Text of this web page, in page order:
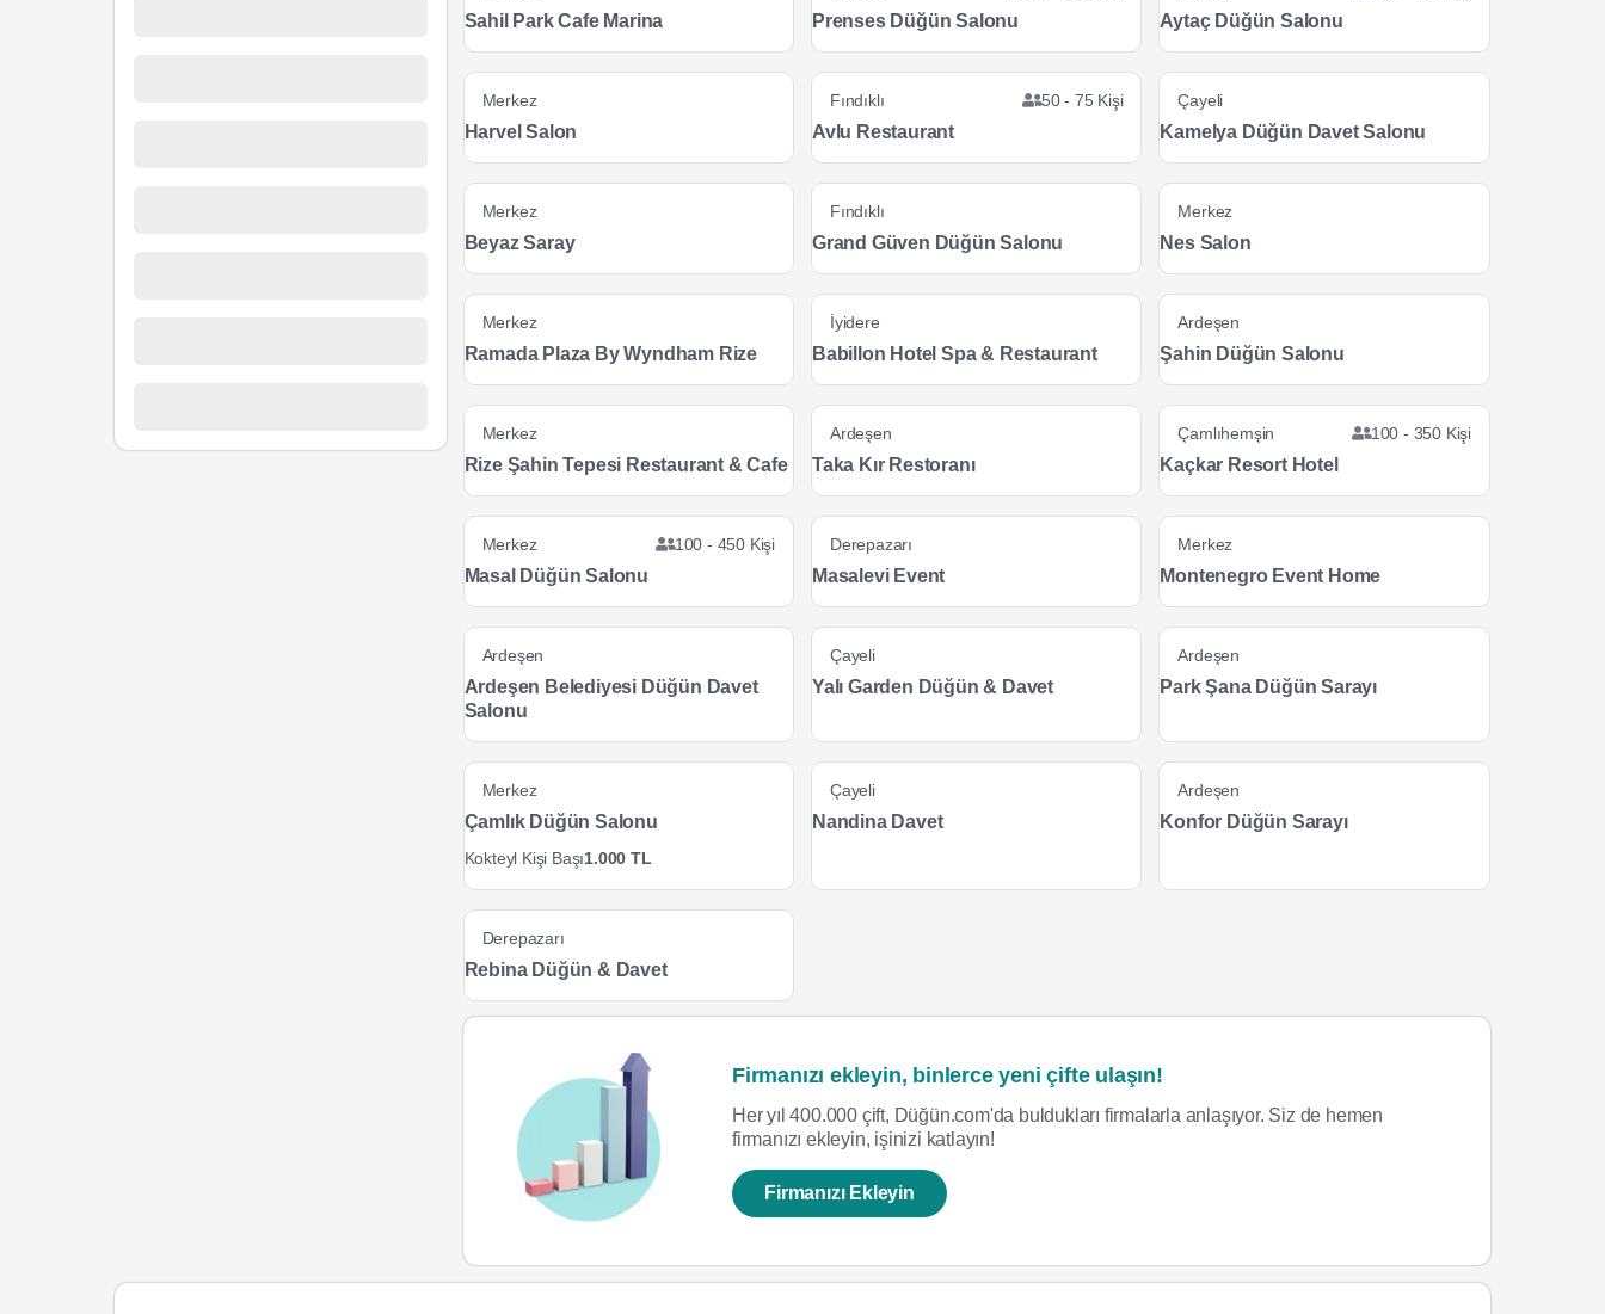
Sahil Park Cafe Marina Prenses Düğün Salonu Aytaç Düğün Salonu
Merkez
Harvel Salon
Fındıklı 50 - 75 Kişi
Avlu Restaurant
Çayeli
Kamelya Düğün Davet Salonu
Merkez
Beyaz Saray
Fındıklı
Grand Güven Düğün Salonu
Merkez
Nes Salon
Merkez
Ramada Plaza By Wyndham Rize
İyidere
Babillon Hotel Spa & Restaurant
Ardeşen
Şahin Düğün Salonu
Merkez
Rize Şahin Tepesi Restaurant & Cafe
Ardeşen
Taka Kır Restoranı
Çamlıhemşin 100 - 350 Kişi
Kaçkar Resort Hotel
Merkez 100 - 450 Kişi
Masal Düğün Salonu
Derepazarı
Masalevi Event
Merkez
Montenegro Event Home
Ardeşen
Ardeşen Belediyesi Düğün Davet
Salonu
Çayeli
Yalı Garden Düğün & Davet
Ardeşen
Park Şana Düğün Sarayı
Merkez
Çamlık Düğün Salonu
Kokteyl Kişi Başı1.000 TL
Çayeli
Nandina Davet
Ardeşen
Konfor Düğün Sarayı
Derepazarı
Rebina Düğün & Davet
Firmanızı ekleyin, binlerce yeni çifte ulaşın!
Her yıl 400.000 çift, Düğün.com'da buldukları firmalarla anlaşıyor. Siz de hemen
firmanızı ekleyin, işinizi katlayın!
Firmanızı Ekleyin